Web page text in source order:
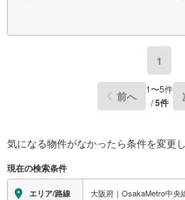
■「ジャパン 城東店」まで徒歩4分！
■「スギドラッグ 城東東中浜」まで徒歩10分
■「セブンイレブン 大阪中浜3丁目店」まで
■東側道路接道間口はゆとりの約16m！
■食洗機・浴室乾燥機・電動シャッター雨戸
■ワイドなバルコニー！
■開放感あふれるLDK約32.5帖！家族が集う
■キッチン後ろには大型収納！買い置き収納
■ウォークインクローゼットは各階に設置！
1
前へ 1〜5件
/5件
気になる物件がなかったら条件を変更
現在の検索条件
エリア/路線 大阪府｜OsakaMetro中央